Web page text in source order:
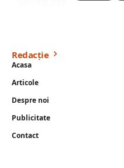
Redacție
Acasa
Articole
Despre noi
Publicitate
Contact